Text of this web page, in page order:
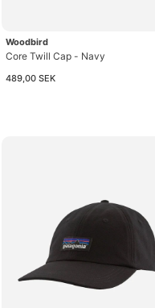
Woodbird
Core Twill Cap - Navy
489,00 SEK